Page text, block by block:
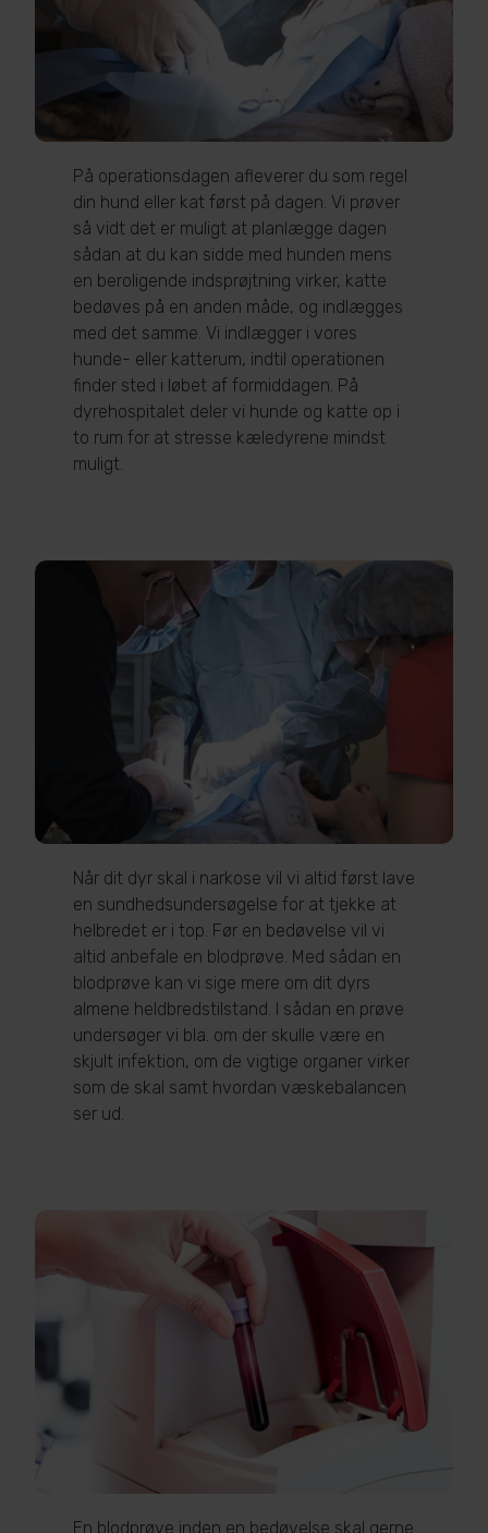
På operationsdagen afleverer du som regel
din hund eller kat først på dagen. Vi prøver
så vidt det er muligt at planlægge dagen
sådan at du kan sidde med hunden mens
en beroligende indsprøjtning virker, katte
bedøves på en anden måde, og indlægges
med det samme. Vi indlægger i vores
hunde- eller katterum, indtil operationen
finder sted i løbet af formiddagen. På
dyrehospitalet deler vi hunde og katte op i
to rum for at stresse kæledyrene mindst
muligt.
Når dit dyr skal i narkose vil vi altid først lave
en sundhedsundersøgelse for at tjekke at
helbredet er i top. Før en bedøvelse vil vi
altid anbefale en blodprøve. Med sådan en
blodprøve kan vi sige mere om dit dyrs
almene heldbredstilstand. I sådan en prøve
undersøger vi bla. om der skulle være en
skjult infektion, om de vigtige organer virker
som de skal samt hvordan væskebalancen
ser ud.
En blodprøve inden en bedøvelse skal gerne